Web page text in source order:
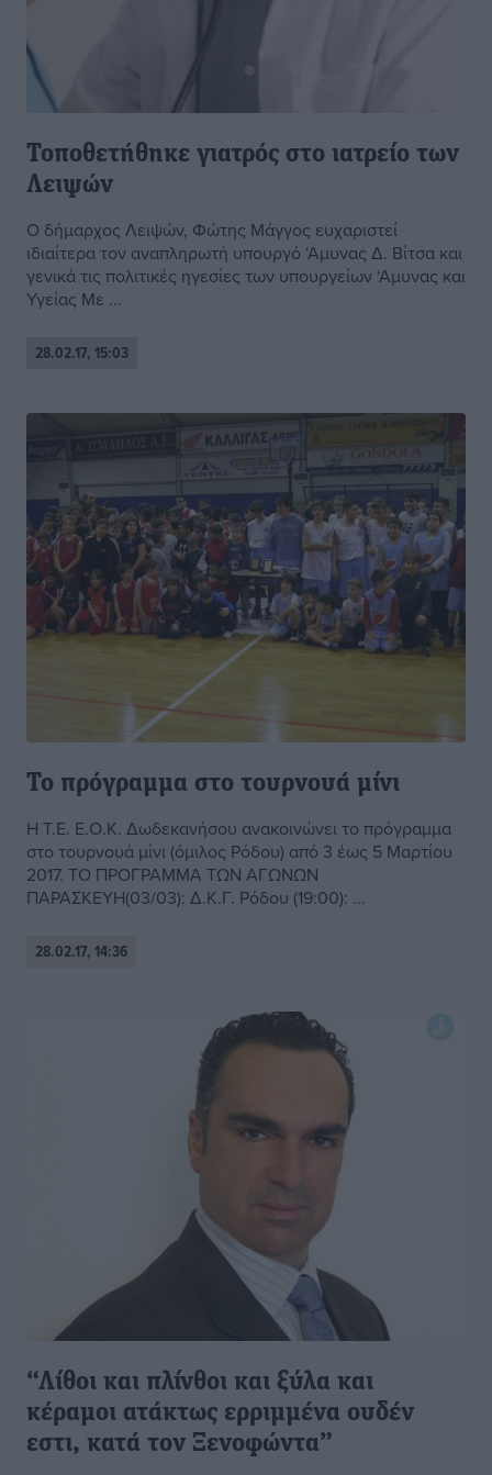
Τοποθετήθηκε γιατρός στο ιατρείο των
Λειψών
O δήμαρχος Λειψών, Φώτης Μάγγος ευχαριστεί
ιδιαίτερα τον αναπληρωτή υπουργό ‘Αμυνας Δ. Βίτσα και
γενικά τις πολιτικές ηγεσίες των υπουργείων ‘Αμυνας και
Υγείας Με ...
28.02.17, 15:03
Το πρόγραμμα στο τουρνουά μίνι
Η Τ.Ε. Ε.Ο.Κ. Δωδεκανήσου ανακοινώνει το πρόγραμμα
στο τουρνουά μίνι (όμιλος Ρόδου) από 3 έως 5 Μαρτίου
2017. ΤΟ ΠΡΟΓΡΑΜΜΑ ΤΩΝ ΑΓΩΝΩΝ
ΠΑΡΑΣΚΕΥΗ(03/03): Δ.Κ.Γ. Ρόδου (19:00): ...
28.02.17, 14:36
“Λίθοι και πλίνθοι και ξύλα και
κέραμοι ατάκτως ερριμμένα ουδέν
εστι, κατά τον Ξενοφώντα”